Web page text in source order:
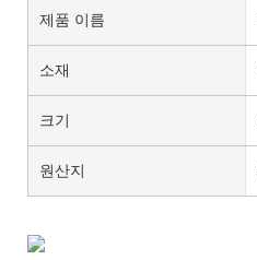
제품 이름
소재
크기
원산지